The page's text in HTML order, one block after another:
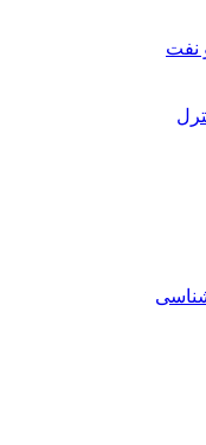
نفت